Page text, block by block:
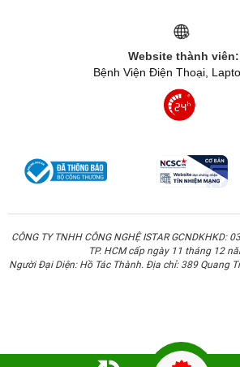
Website thành viên:
Bệnh Viện Điện Thoại,
CÔNG TY TNHH CÔNG NGHỆ ISTAR GCNDKHKD:
TP. HCM cấp ngày 11 tháng 12
Người Đại Diện: Hồ Tác Thành. Địa chỉ: 389 Quang